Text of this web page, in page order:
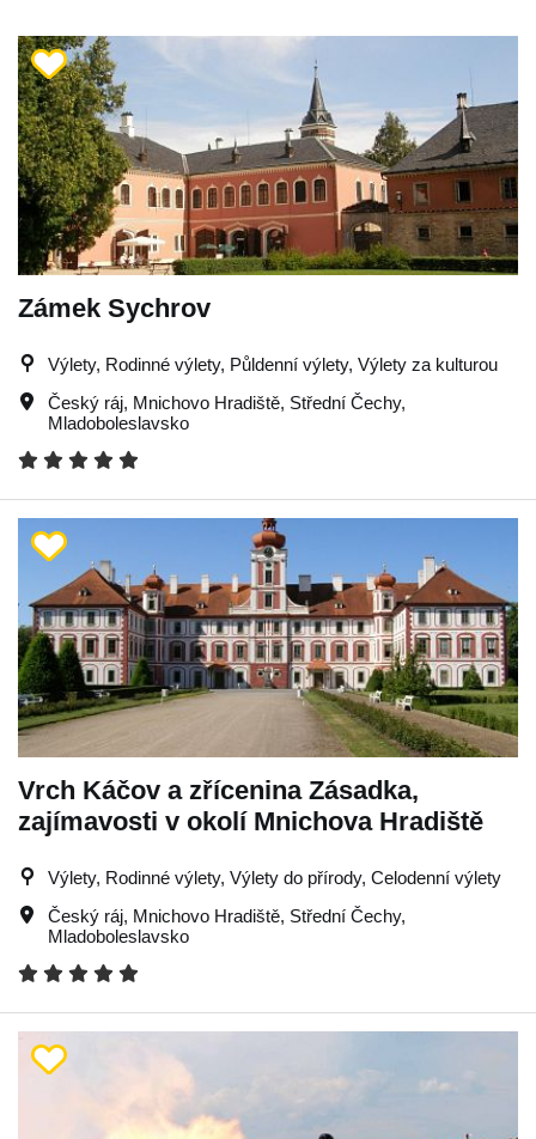
Zámek Sychrov
Výlety, Rodinné výlety, Půldenní výlety, Výlety za kulturou
Český ráj, Mnichovo Hradiště, Střední Čechy,
Mladoboleslavsko
Vrch Káčov a zřícenina Zásadka,
zajímavosti v okolí Mnichova Hradiště
Výlety, Rodinné výlety, Výlety do přírody, Celodenní výlety
Český ráj, Mnichovo Hradiště, Střední Čechy,
Mladoboleslavsko